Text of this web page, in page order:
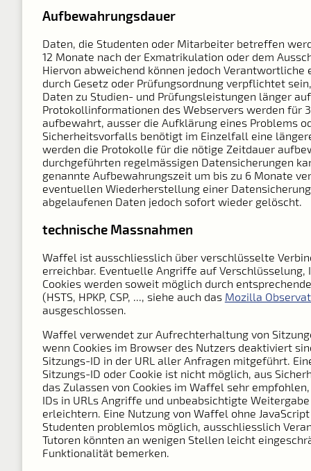
Aufbewahrungsdauer
Daten, die Studenten oder Mitarbeiter betreffen
12 Monate nach der Exmatrikulation oder dem
Hiervon abweichend können jedoch Verantwortliche
durch Gesetz oder Prüfungsordnung verpflichtet
Daten zu Studien- und Prüfungsleistungen länger
Protokollinformationen des Webservers werden für
aufbewahrt, ausser die Aufklärung eines Problems
Sicherheitsvorfalls benötigt im Einzelfall eine
werden die Protokolle für die nötige Zeitdauer
durchgeführten regelmässigen Datensicherungen
genannte Aufbewahrungszeit um bis zu 6 Monate
eventuellen Wiederherstellung einer
abgelaufenen Daten jedoch sofort wieder gelöscht.
technische Massnahmen
Waffel ist ausschliesslich über verschlüsselte
erreichbar. Eventuelle Angriffe auf Verschlüsselung,
Cookies werden soweit möglich durch
(HSTS, HPKP, CSP, ..., siehe auch das Mozilla
ausgeschlossen.
Waffel verwendet zur Aufrechterhaltung von
wenn Cookies im Browser des Nutzers deaktiviert
Sitzungs-ID in der URL aller Anfragen mitgeführt.
Sitzungs-ID oder Cookie ist nicht möglich, aus
das Zulassen von Cookies im Waffel sehr
IDs in URLs Angriffe und unbeabsichtigte
erleichtern. Eine Nutzung von Waffel ohne
Studenten problemlos möglich, ausschliesslich
Tutoren könnten an wenigen Stellen leicht
Funktionalität bemerken.